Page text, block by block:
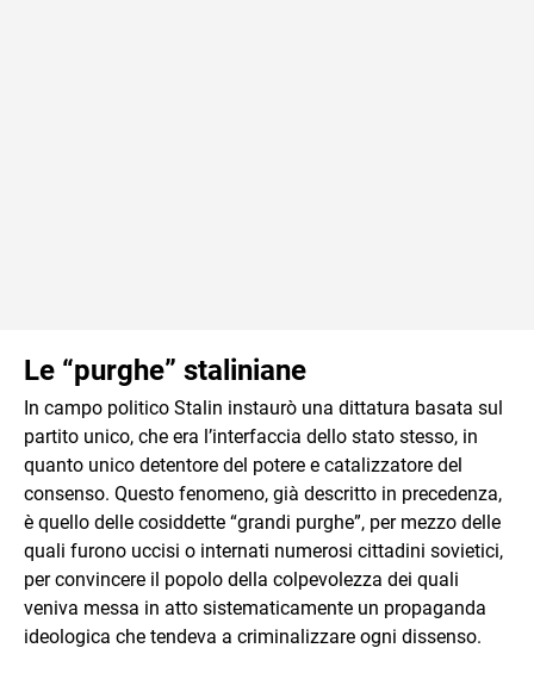
Le “purghe” staliniane
In campo politico Stalin instaurò una dittatura basata sul
partito unico, che era l’interfaccia dello stato stesso, in
quanto unico detentore del potere e catalizzatore del
consenso. Questo fenomeno, già descritto in precedenza,
è quello delle cosiddette “grandi purghe”, per mezzo delle
quali furono uccisi o internati numerosi cittadini sovietici,
per convincere il popolo della colpevolezza dei quali
veniva messa in atto sistematicamente un propaganda
ideologica che tendeva a criminalizzare ogni dissenso.